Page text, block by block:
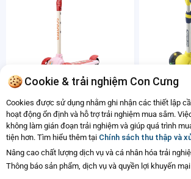
806 C508 (Hồng)
Đã bán 500+
451.500đ -30%
806T C508
451.500đ
Cookie & trải nghiệm Con Cưng
Cookies được sử dụng nhằm ghi nhận các thiết lập
hoạt động ổn định và hỗ trợ trải nghiệm mua sắm.
không làm gián đoạn trải nghiệm và giúp quá trình
tiện hơn. Tìm hiểu thêm tại Chính sách thu thập và
Nâng cao chất lượng dịch vụ và cá nhân hóa trải
Thông báo sản phẩm, dịch vụ và quyền lợi khuyến mại